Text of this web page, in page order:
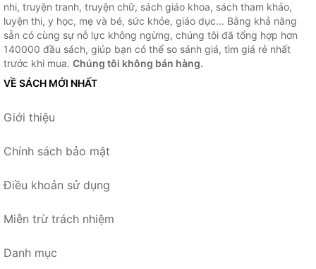
nhi, truyện tranh, truyện chữ, sách giáo khoa, sách tham khảo,
luyện thi, y học, mẹ và bé, sức khỏe, giáo dục... Bằng khả năng
sẵn có cùng sự nỗ lực không ngừng, chúng tôi đã tổng hợp hơn
140000 đầu sách, giúp bạn có thể so sánh giá, tìm giá rẻ nhất
trước khi mua. Chúng tôi không bán hàng.
VỀ SÁCH MỚI NHẤT
Giới thiệu
Chính sách bảo mật
Điều khoản sử dụng
Miễn trừ trách nhiệm
Danh mục